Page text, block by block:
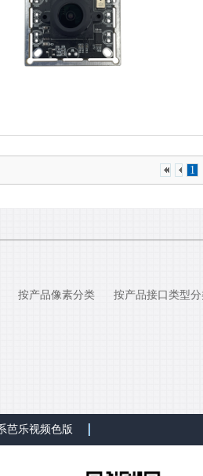
1
按产品像素分类 按产品接口类型
芭乐视频色版